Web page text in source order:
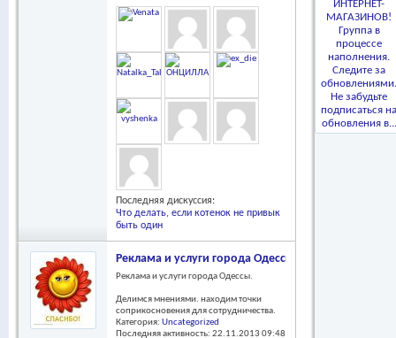
Последняя дискуссия:
Что делать, если котенок не привык
быть один
Реклама и услуги города Одессы.
Реклама и услуги города Одессы.
Делимся мнениями. находим точки
соприкосновения для сотрудничества.
Категория: Uncategorized
Последняя активность: 22.11.2013 09:48